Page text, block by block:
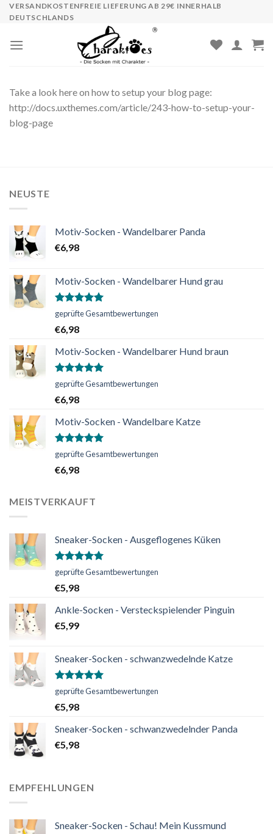
SkipVERSANDKOSTENFREIE LIEFERUNG AB 29€ INNERHALB
DEUTSCHLANDS
Take a look here on how to setup your blog page:
http://docs.uxthemes.com/article/243-how-to-setup-your-
blog-page
NEUSTE
Motiv-Socken - Wandelbarer Panda
€6,98
Motiv-Socken - Wandelbarer Hund grau
Bewertet
mit
von 5
geprüfte Gesamtbewertungen
€6,98
Motiv-Socken - Wandelbarer Hund braun
Bewertet
von 5
geprüfte Gesamtbewertungen
€6,98
Motiv-Socken - Wandelbare Katze
Bewertet
von 5
geprüfte Gesamtbewertungen
€6,98
MEISTVERKAUFT
Sneaker-Socken - Ausgeflogenes Küken
Bewertet
von 5
geprüfte Gesamtbewertungen
€5,98
Ankle-Socken - Versteckspielender Pinguin
€5,99
Sneaker-Socken - schwanzwedelnde Katze
Bewertet
von 5
geprüfte Gesamtbewertungen
€5,98
Sneaker-Socken - schwanzwedelnder Panda
€5,98
EMPFEHLUNGEN
Sneaker-Socken - Schau! Mein Kussmund